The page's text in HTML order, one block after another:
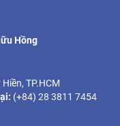
Hồng
TP.HCM
(+84) 28 3811 7454